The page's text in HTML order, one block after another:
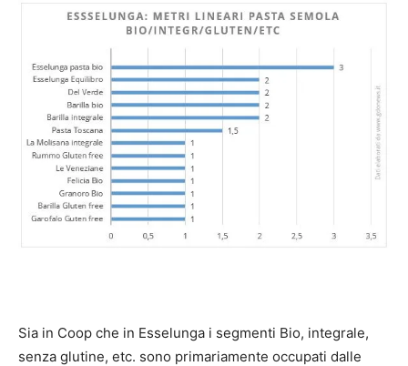
Sia in Coop che in Esselunga i segmenti Bio, integrale,
senza glutine, etc. sono primariamente occupati dalle